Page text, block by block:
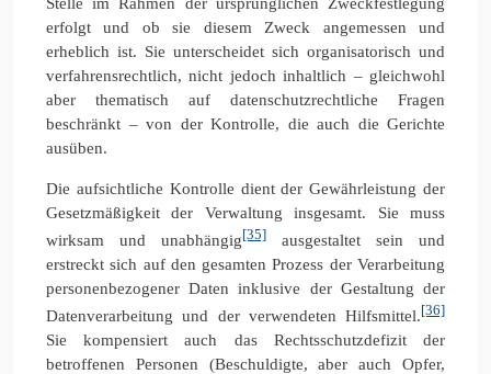
erfolgt und ob sie diesem Zweck angemessen und
erheblich ist. Sie unterscheidet sich organisatorisch und
verfahrensrechtlich, nicht jedoch inhaltlich – gleichwohl
aber thematisch auf datenschutzrechtliche Fragen
beschränkt – von der Kontrolle, die auch die Gerichte
ausüben.
Die aufsichtliche Kontrolle dient der Gewährleistung der
Gesetzmäßigkeit der Verwaltung insgesamt. Sie muss
wirksam und unabhängig[35] ausgestaltet sein und
erstreckt sich auf den gesamten Prozess der Verarbeitung
personenbezogener Daten inklusive der Gestaltung der
Datenverarbeitung und der verwendeten Hilfsmittel.[36]
Sie kompensiert auch das Rechtsschutzdefizit der
betroffenen Personen (Beschuldigte, aber auch Opfer,